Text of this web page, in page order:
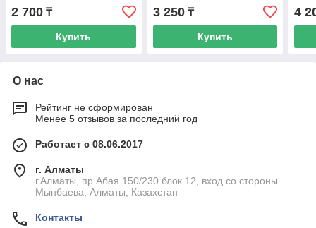
2 700 ₸
Купить
3 250₸
Купить
4
О нас
Рейтинг не сформирован
Менее 5 отзывов за последний год
Работает с 08.06.2017
г. Алматы
г.Алматы, пр.Абая 150/230 блок 12, вход со стороны
Мынбаева, Алматы, Казахстан
Контакты